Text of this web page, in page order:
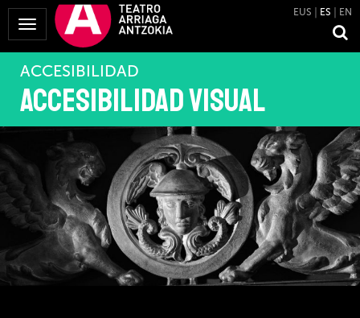
Mostrar
Menú
EUS ES EN
ACCESIBILIDAD
Accesibilidad visual